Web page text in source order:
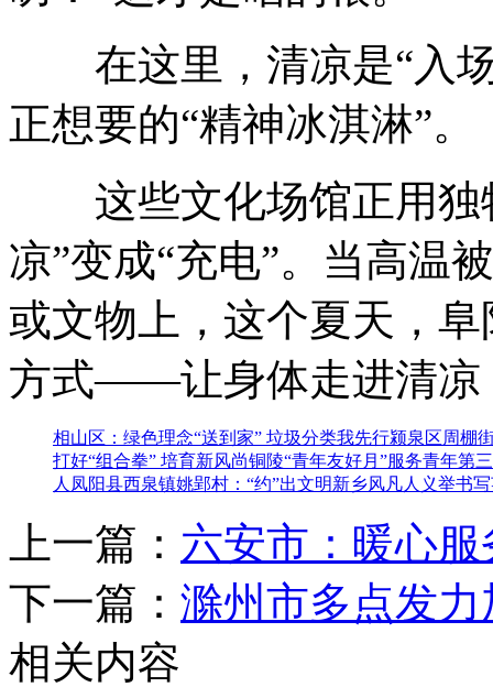
在这里，清凉是“入场
正想要的“精神冰淇淋”。
这些文化场馆正用独
凉”变成“充电”。当高温
或文物上，这个夏天，
方式——让身体走进清凉
相山区：绿色理念“送到家” 垃圾分类我先行颍泉区周棚
打好“组合拳” 培育新风尚铜陵“青年友好月”服务青年第
人 凤阳县西泉镇姚郢村：“约”出文明新乡风凡人义举书
上一篇： 六安市：暖心
下一篇： 滁州市多点发
相关内容